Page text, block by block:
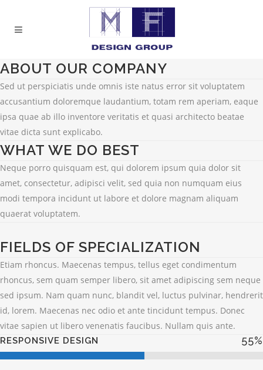
ABOUT OUR COMPANY
Sed ut perspiciatis unde omnis iste natus error sit voluptatem
accusantium doloremque laudantium, totam rem aperiam, eaque
ipsa quae ab illo inventore veritatis et quasi architecto beatae
vitae dicta sunt explicabo.
WHAT WE DO BEST
Neque porro quisquam est, qui dolorem ipsum quia dolor sit
amet, consectetur, adipisci velit, sed quia non numquam eius
modi tempora incidunt ut labore et dolore magnam aliquam
quaerat voluptatem.
FIELDS OF SPECIALIZATION
Etiam rhoncus. Maecenas tempus, tellus eget condimentum
rhoncus, sem quam semper libero, sit amet adipiscing sem neque
sed ipsum. Nam quam nunc, blandit vel, luctus pulvinar, hendrerit
id, lorem. Maecenas nec odio et ante tincidunt tempus. Donec
vitae sapien ut libero venenatis faucibus. Nullam quis ante.
RESPONSIVE DESIGN 55%